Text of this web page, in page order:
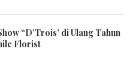
“D’Trois’ di Ulang Tahun
Florist